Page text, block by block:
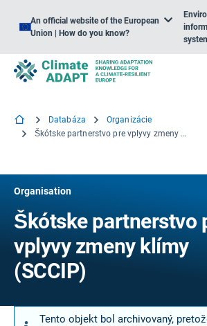
An official website of the European
Union | How do you know?
Databáza
Organizácie
Škótske partnerstvo pre vplyvy zmeny klímy (SCCIP)
Organisation
Škótske partnerstvo
vplyvy zmeny klímy
(SCCIP)
Tento objekt bol archivovaný,